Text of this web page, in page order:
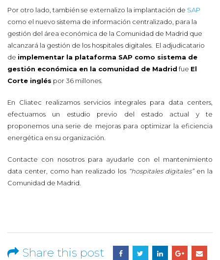
Por otro lado, también se externalizo la implantación de SAP
como el nuevo sistema de información centralizado, para la
gestión del área económica de la Comunidad de Madrid que
alcanzará la gestión de los hospitales digitales. El adjudicatario
de implementar la plataforma SAP como sistema de
gestión económica en la comunidad de Madrid fue El
Corte inglés por 36 millones.
En Cliatec realizamos servicios integrales para data centers,
efectuamos un estudio previo del estado actual y te
proponemos una serie de mejoras para optimizar la eficiencia
energética en su organización.
Contacte con nosotros para ayudarle con el mantenimiento
data center, como han realizado los “hospitales digitales”en la
Comunidad de Madrid.
Share this post